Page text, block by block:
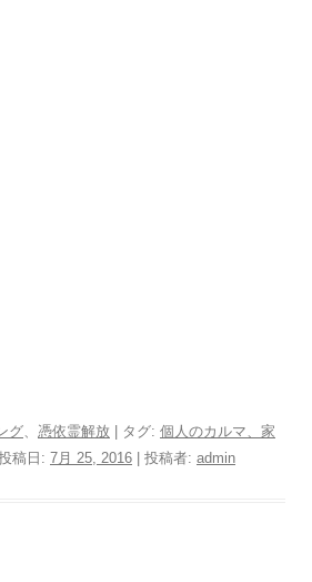
グ、 憑依霊解放 | タグ: 個人のカルマ、家
稿日: 7月 25, 2016 投稿者: admin